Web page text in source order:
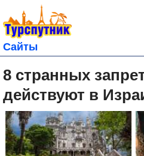
Сайты
8 странных
действуют в